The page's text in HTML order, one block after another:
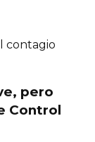
contagio
pero
Control